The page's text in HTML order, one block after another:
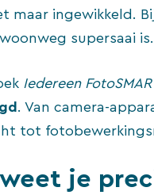
maar ingewikkeld.
supersaai is.
Iedereen
. Van camera-
tot
je